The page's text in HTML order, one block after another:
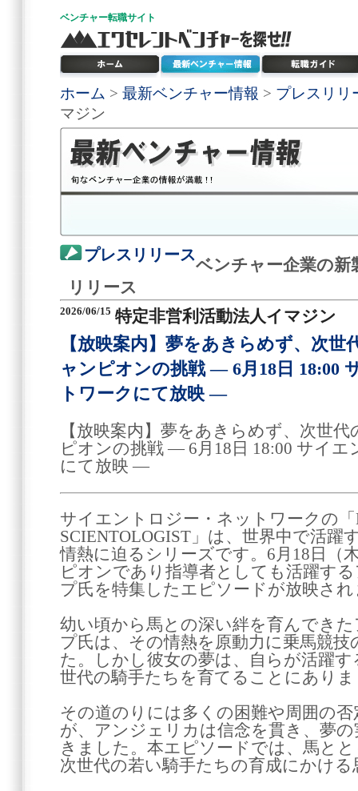
ベンチャー転職サイト
ホーム > 最新ベンチャー情報 > プレスリリ
マジン
プレスリリース
ベンチャー企業の新
リリース
2026/06/15 特定非営利活動法人イマジン
【放映案内】夢をあきらめず、次
ャンピオンの挑戦 ― 6月18日 18:00
トワークにて放映 ―
【放映案内】夢をあきらめず、次世
ピオンの挑戦 ― 6月18日 18:00 サイ
にて放映 ―
サイエントロジー・ネットワークの「
SCIENTOLOGIST」は、世界中で活躍
情熱に迫るシリーズです。6月18日（
ピオンであり指導者としても活躍す
プ氏を特集したエピソードが放映さ
幼い頃から馬との深い絆を育んでき
プ氏は、その情熱を原動力に乗馬競
た。しかし彼女の夢は、自らが活躍
世代の騎手たちを育てることにあり
その道のりには多くの困難や周囲の
が、アンジェリカは信念を貫き、夢
きました。本エピソードでは、馬と
次世代の若い騎手たちの育成にかけ